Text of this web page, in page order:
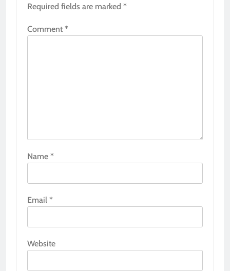
Required fields are marked *
Comment *
Name *
Email *
Website